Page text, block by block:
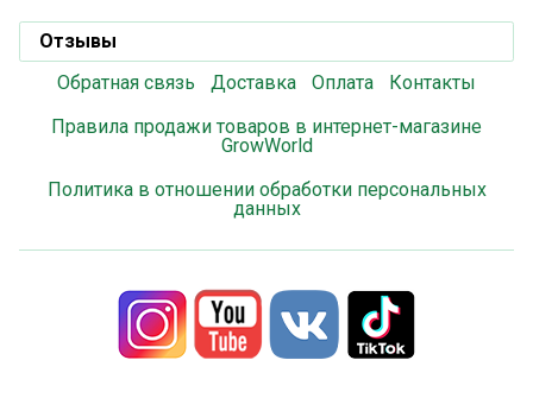
Отзывы
Обратная связь
Доставка Оплата
Контакты
Правила продажи товаров в интернет-магазине
GrowWorld
Политика в отношении обработки персональных
данных